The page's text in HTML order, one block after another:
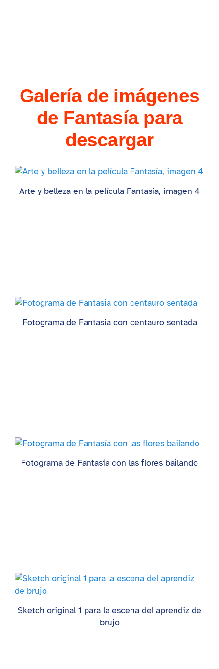
Galería de imágenes
de Fantasía para
descargar
Arte y belleza en la película Fantasía, imagen 4
Fotograma de Fantasia con centauro sentada
Fotograma de Fantasía con las flores bailando
Sketch original 1 para la escena del aprendiz de
brujo